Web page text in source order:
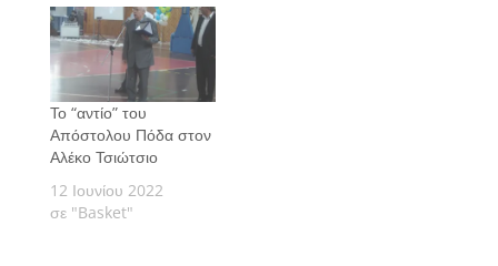
Το “αντίο” του
Απόστολου Πόδα στον
Αλέκο Τσιώτσιο
12 Ιουνίου 2022
σε "Basket"